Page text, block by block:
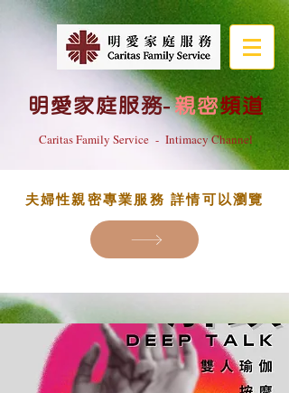
明愛家庭服務-親密頻道
Caritas Family Service - Intimacy Channel
夫婦性親密專業服務 詳情可以瀏覽